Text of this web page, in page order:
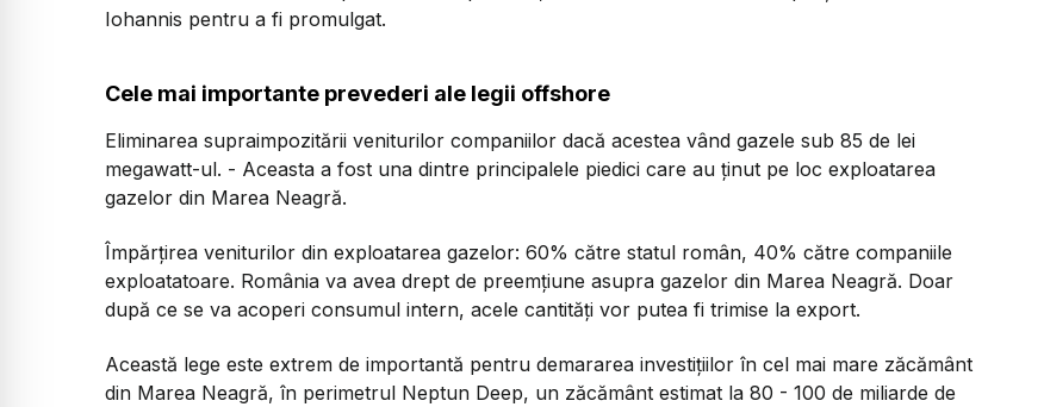
Iohannis pentru a fi promulgat.
Cele mai importante prevederi ale legii offshore
Eliminarea supraimpozitării veniturilor companiilor dacă acestea vând gazele sub 85 de lei
megawatt-ul. - Aceasta a fost una dintre principalele piedici care au ținut pe loc exploatarea
gazelor din Marea Neagră.
Împărțirea veniturilor din exploatarea gazelor: 60% către statul român, 40% către companiile
exploatatoare. România va avea drept de preemțiune asupra gazelor din Marea Neagră. Doar
după ce se va acoperi consumul intern, acele cantități vor putea fi trimise la export.
Această lege este extrem de importantă pentru demararea investițiilor în cel mai mare zăcământ
din Marea Neagră, în perimetrul Neptun Deep, un zăcământ estimat la 80 - 100 de miliarde de